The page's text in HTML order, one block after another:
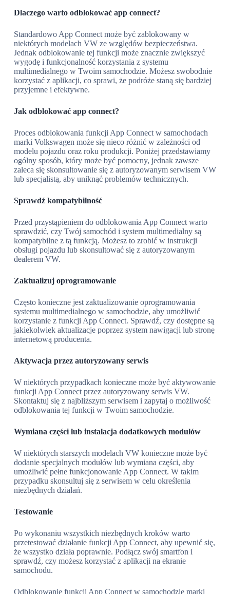
Dlaczego warto odblokować app connect?
Standardowo App Connect może być zablokowany w
niektórych modelach VW ze względów bezpieczeństwa.
Jednak odblokowanie tej funkcji może znacznie zwiększyć
wygodę i funkcjonalność korzystania z systemu
multimedialnego w Twoim samochodzie. Możesz swobodnie
korzystać z aplikacji, co sprawi, że podróże staną się bardziej
przyjemne i efektywne.
Jak odblokować app connect?
Proces odblokowania funkcji App Connect w samochodach
marki Volkswagen może się nieco różnić w zależności od
modelu pojazdu oraz roku produkcji. Poniżej przedstawiamy
ogólny sposób, który może być pomocny, jednak zawsze
zaleca się skonsultowanie się z autoryzowanym serwisem VW
lub specjalistą, aby uniknąć problemów technicznych.
Sprawdź kompatybilność
Przed przystąpieniem do odblokowania App Connect warto
sprawdzić, czy Twój samochód i system multimedialny są
kompatybilne z tą funkcją. Możesz to zrobić w instrukcji
obsługi pojazdu lub skonsultować się z autoryzowanym
dealerem VW.
Zaktualizuj oprogramowanie
Często konieczne jest zaktualizowanie oprogramowania
systemu multimedialnego w samochodzie, aby umożliwić
korzystanie z funkcji App Connect. Sprawdź, czy dostępne są
jakiekolwiek aktualizacje poprzez system nawigacji lub stronę
internetową producenta.
Aktywacja przez autoryzowany serwis
W niektórych przypadkach konieczne może być aktywowanie
funkcji App Connect przez autoryzowany serwis VW.
Skontaktuj się z najbliższym serwisem i zapytaj o możliwość
odblokowania tej funkcji w Twoim samochodzie.
Wymiana części lub instalacja dodatkowych modułów
W niektórych starszych modelach VW konieczne może być
dodanie specjalnych modułów lub wymiana części, aby
umożliwić pełne funkcjonowanie App Connect. W takim
przypadku skonsultuj się z serwisem w celu określenia
niezbędnych działań.
Testowanie
Po wykonaniu wszystkich niezbędnych kroków warto
przetestować działanie funkcji App Connect, aby upewnić się,
że wszystko działa poprawnie. Podłącz swój smartfon i
sprawdź, czy możesz korzystać z aplikacji na ekranie
samochodu.
Odblokowanie funkcji App Connect w samochodzie marki